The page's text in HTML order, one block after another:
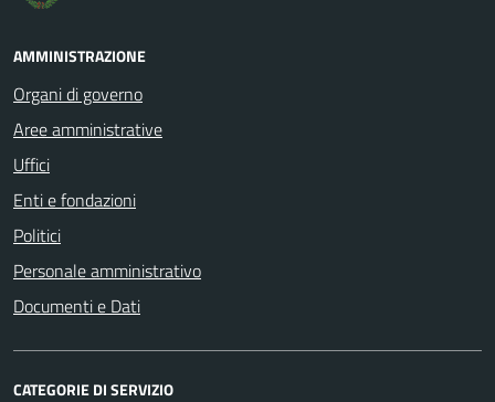
AMMINISTRAZIONE
Organi di governo
Aree amministrative
Uffici
Enti e fondazioni
Politici
Personale amministrativo
Documenti e Dati
CATEGORIE DI SERVIZIO